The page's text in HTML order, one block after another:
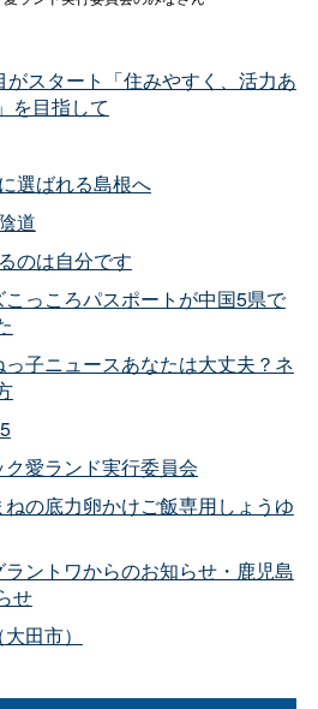
スタート「住みやすく、活力あ
を目指して
選ばれる島根へ
道
のは自分です
っころパスポートが中国5県で
子ニュースあなたは大丈夫？ネ
愛ランド実行委員会
の底力卵かけご飯専用しょうゆ
ントワからのお知らせ・鹿児島
せ
田市）